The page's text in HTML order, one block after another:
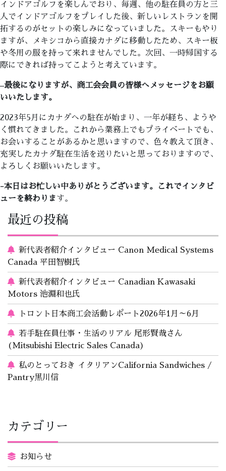
インドアゴルフを楽しんでおり、毎週、他の駐在員の方と三
人でインドアゴルフをプレイした後、新しいレストランを開
拓するのがセットの楽しみになっていました。スキーもやり
ますが、メキシコから直接カナダに移動したため、スキー板
や冬用の服を持って来れませんでした。次回、一時帰国する
際にできれば持ってこようと考えています。
–最後になりますが、商工会会員の皆様へメッセージをお願
いいたします。
2023年5月にカナダへの駐在が始まり、一年が経ち、ようや
く慣れてきました。これから業務上でもプライベートでも、
お会いすることがあるかと思いますので、色々教えて頂き、
充実したカナダ駐在生活を送りたいと思っておりますので、
よろしくお願いいたします。
-本日はお忙しい中ありがとうございます。これでインタビ
ューを終わります。
最近の投稿
新代表者紹介インタビュー Canon Medical Systems
Canada 平田智樹氏
新代表者紹介インタビュー Canadian Kawasaki
Motors 池淵和也氏
トロント日本商工会活動レポート2026年1月～6月
若手駐在員仕事・生活のリアル 尾形賢哉さん
(Mitsubishi Electric Sales Canada)
私のとっておき イタリアンCalifornia Sandwiches /
Pantry黒川信
カテゴリー
お知らせ